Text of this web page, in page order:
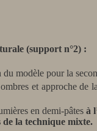
(support n°2) :
du modèle pour la
et approche de
en demi-pâtes à
de la technique mixte.